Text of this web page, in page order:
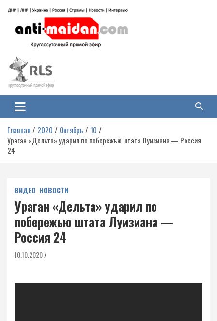
содержимому
Антимайдан: Гражданская война
на Украине
гражданской войне на Украине, включая события в Новороссии, ДНР,
ЛНР и других регионах.
Главная 2020 Октябрь
10
Ураган «Дельта» ударил по побережью штата Луизиана — Россия
24
ВИДЕО НОВОСТИ
Ураган «Дельта» ударил по
побережью штата Луизиана —
Россия 24
10.10.2020